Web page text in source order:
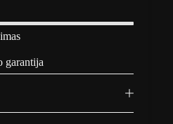
garantija